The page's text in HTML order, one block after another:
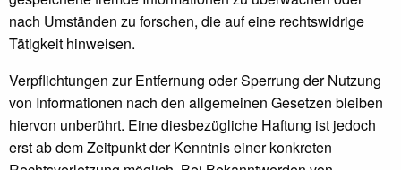
nach Umständen zu forschen, die auf eine rechtswidrige
Tätigkeit hinweisen.
Verpflichtungen zur Entfernung oder Sperrung der Nutzung
von Informationen nach den allgemeinen Gesetzen bleiben
hiervon unberührt. Eine diesbezügliche Haftung ist jedoch
erst ab dem Zeitpunkt der Kenntnis einer konkreten